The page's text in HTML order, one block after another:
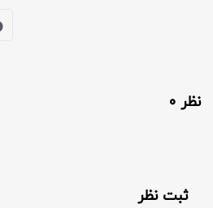
نظر 0
ثبت نظر